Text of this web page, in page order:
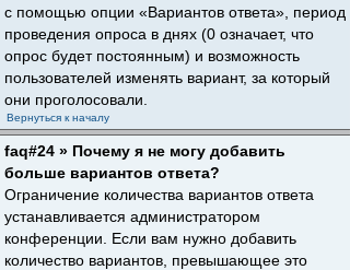
с помощью опции «Вариантов ответа», период
проведения опроса в днях (0 означает, что
опрос будет постоянным) и возможность
пользователей изменять вариант, за который
они проголосовали.
Вернуться к началу
faq#24 » Почему я не могу добавить
больше вариантов ответа?
Ограничение количества вариантов ответа
устанавливается администратором
конференции. Если вам нужно добавить
количество вариантов, превышающее это